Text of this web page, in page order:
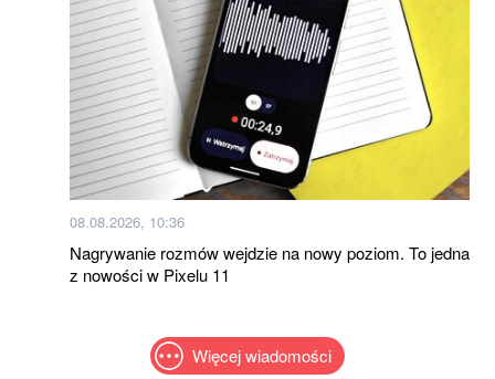
08.08.2026, 10:36
Nagrywanie rozmów wejdzie na nowy poziom. To jedna
z nowości w Pixelu 11
Więcej wiadomości